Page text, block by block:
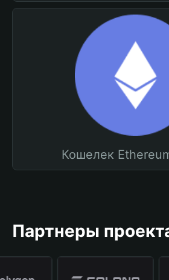
Кошелек
Партнеры